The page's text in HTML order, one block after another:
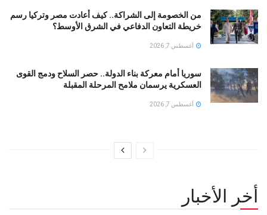
من الخصومة إلى الشراكة.. كيف أعادت مصر وتركيا رسم
خريطة التعاون الدفاعي في الشرق الأوسط؟
أغسطس 7, 2026
سوريا أمام معركة بناء الدولة.. حصر السلاح ودمج القوى
العسكرية يرسمان ملامح المرحلة المقبلة
أغسطس 7, 2026
أخر الأخبار